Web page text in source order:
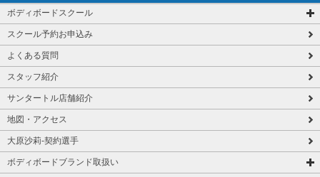
ボディボードスクール
スクール予約お申込み
よくある質問
スタッフ紹介
サンタートル店舗紹介
地図・アクセス
大原沙莉-契約選手
ボディボードブランド取扱い